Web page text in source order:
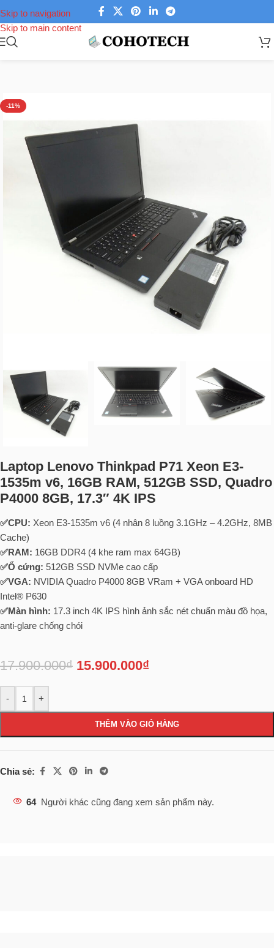
Skip to navigation
Skip to main content
-11%
Laptop Lenovo Thinkpad P71 Xeon E3-
1535m v6, 16GB RAM, 512GB SSD, Quadro
P4000 8GB, 17.3″ 4K IPS
✅CPU: Xeon E3-1535m v6 (4 nhân 8 luồng 3.1GHz – 4.2GHz, 8MB
Cache)
✅RAM: 16GB DDR4 (4 khe ram max 64GB)
✅Ổ cứng: 512GB SSD NVMe cao cấp
✅VGA: NVIDIA Quadro P4000 8GB VRam + VGA onboard HD
Intel® P630
✅Màn hình: 17.3 inch 4K IPS hình ảnh sắc nét chuẩn màu đồ họa,
anti-glare chống chói
17.900.000₫ 15.900.000₫
- +
THÊM VÀO GIỎ HÀNG
Chia sẻ:
64 Người khác cũng đang xem sản phẩm này.